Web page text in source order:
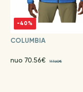
-40%
COLUMBIA
nuo 70.56€ 117.60€